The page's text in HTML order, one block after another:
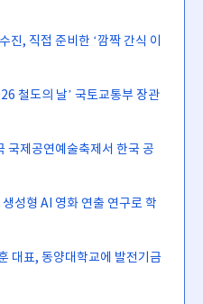
진, 직접 준비한 ‘깜짝 간식 이
철도의 날’ 국토교통부 장관
국제공연예술축제서 한국 공
성형 AI 영화 연출 연구로 학
대표, 동양대학교에 발전기금